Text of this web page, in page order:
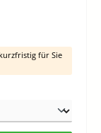
für Sie